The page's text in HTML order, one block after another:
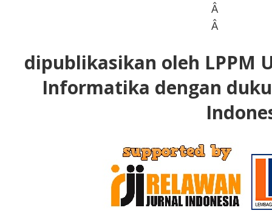
Â
Â
dipublikasikan oleh LPPM
Informatika dengan